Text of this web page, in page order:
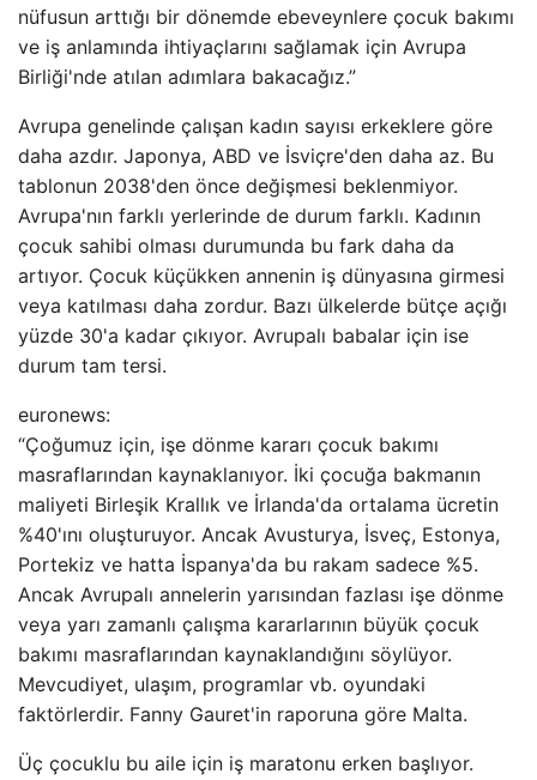
nüfusun arttığı bir dönemde ebeveynlere çocuk bakımı
ve iş anlamında ihtiyaçlarını sağlamak için Avrupa
Birliği'nde atılan adımlara bakacağız.”
Avrupa genelinde çalışan kadın sayısı erkeklere göre
daha azdır. Japonya, ABD ve İsviçre'den daha az. Bu
tablonun 2038'den önce değişmesi beklenmiyor.
Avrupa'nın farklı yerlerinde de durum farklı. Kadının
çocuk sahibi olması durumunda bu fark daha da
artıyor. Çocuk küçükken annenin iş dünyasına girmesi
veya katılması daha zordur. Bazı ülkelerde bütçe açığı
yüzde 30'a kadar çıkıyor. Avrupalı ​​babalar için ise
durum tam tersi.
euronews:
“Çoğumuz için, işe dönme kararı çocuk bakımı
masraflarından kaynaklanıyor. İki çocuğa bakmanın
maliyeti Birleşik Krallık ve İrlanda'da ortalama ücretin
%40'ını oluşturuyor. Ancak Avusturya, İsveç, Estonya,
Portekiz ve hatta İspanya'da bu rakam sadece %5.
Ancak Avrupalı annelerin yarısından fazlası işe dönme
veya yarı zamanlı çalışma kararlarının büyük çocuk
bakımı masraflarından kaynaklandığını söylüyor.
Mevcudiyet, ulaşım, programlar vb. oyundaki
faktörlerdir. Fanny Gauret'in raporuna göre Malta.
Üç çocuklu bu aile için iş maratonu erken başlıyor.